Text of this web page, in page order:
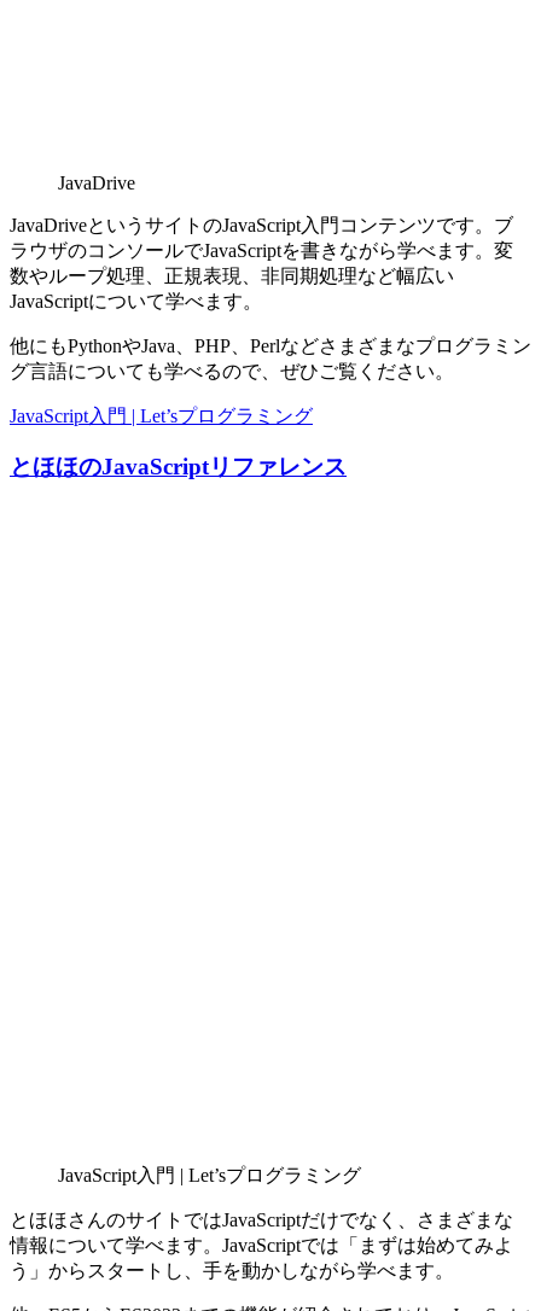
JavaDrive
JavaDriveというサイトのJavaScript入門コンテンツです。ブ
ラウザのコンソールでJavaScriptを書きながら学べます。変
数やループ処理、正規表現、非同期処理など幅広い
JavaScriptについて学べます。
他にもPythonやJava、PHP、Perlなどさまざまなプログラミン
グ言語についても学べるので、ぜひご覧ください。
JavaScript入門 | Let’sプログラミング
とほほのJavaScriptリファレンス
JavaScript入門 | Let’sプログラミング
とほほさんのサイトではJavaScriptだけでなく、さまざまな
情報について学べます。JavaScriptでは「まずは始めてみよ
う」からスタートし、手を動かしながら学べます。